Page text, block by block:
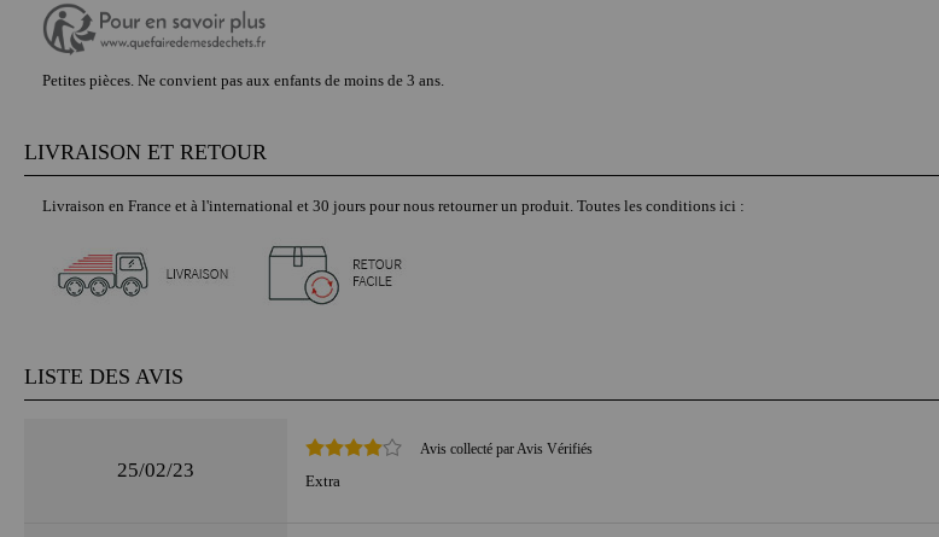
Petites pièces. Ne convient pas aux enfants de moins de 3 ans.
LIVRAISON ET RETOUR
Livraison en France et à l'international et 30 jours pour nous retourner un produit. Toutes les conditions ici :
LISTE DES AVIS
25/02/23
Avis collecté par Avis Vérifiés
Extra